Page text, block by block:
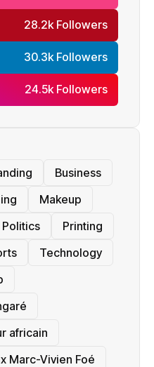
28.2k Followers
30.3k Followers
24.5k Followers
Business
Makeup
Politics
Printing
Technology
africain
Marc-Vivien Foé